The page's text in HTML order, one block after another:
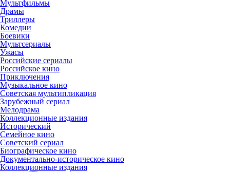
Мультфильмы
Драмы
Триллеры
Комедии
Боевики
Мультсериалы
Ужасы
Российские сериалы
Российское кино
Приключения
Музыкальное кино
Советская мультипликация
Зарубежный сериал
Мелодрама
Коллекционные издания
Исторический
Семейное кино
Советский сериал
Биографическое кино
Документально-историческое кино
Коллекционные издания